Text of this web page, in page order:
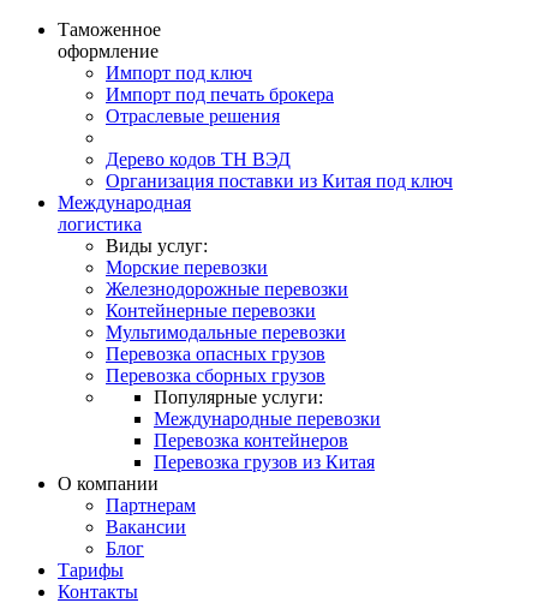
Таможенное
оформление
Импорт под ключ
Импорт под печать брокера
Отраслевые решения
Дерево кодов ТН ВЭД
Организация поставки из Китая под ключ
Международная
логистика
Виды услуг:
Морские перевозки
Железнодорожные перевозки
Контейнерные перевозки
Мультимодальные перевозки
Перевозка опасных грузов
Перевозка сборных грузов
Популярные услуги:
Международные перевозки
Перевозка контейнеров
Перевозка грузов из Китая
О компании
Партнерам
Вакансии
Блог
Тарифы
Контакты